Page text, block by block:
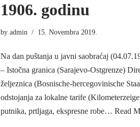
1906. godinu
by admin 15. Novembra 2019.
Na dan puštanja u javni saobraćaj
– Istočna granica (Sarajevo-Ostgrenze)
željeznica (Bosnische-hercegovinische
odstojanja za lokalne tarife
putnika, prtljaga, ekspresne robe… Read